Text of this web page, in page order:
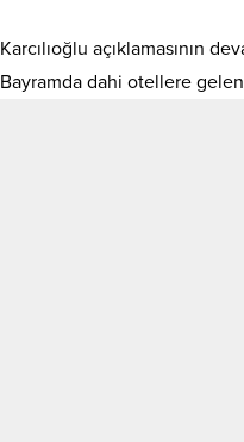
Karcılıoğlu açıklamasının
Bayramda dahi otellere